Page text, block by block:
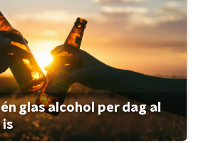
glas alcohol per dag al
is